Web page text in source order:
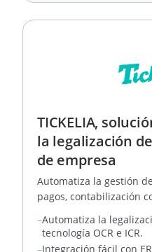
TICKELIA,
la legalización
de empresa
Automatiza la gestión
pagos, contabilización
–Automatiza la
tecnología OCR e ICR.
–Integración fácil con